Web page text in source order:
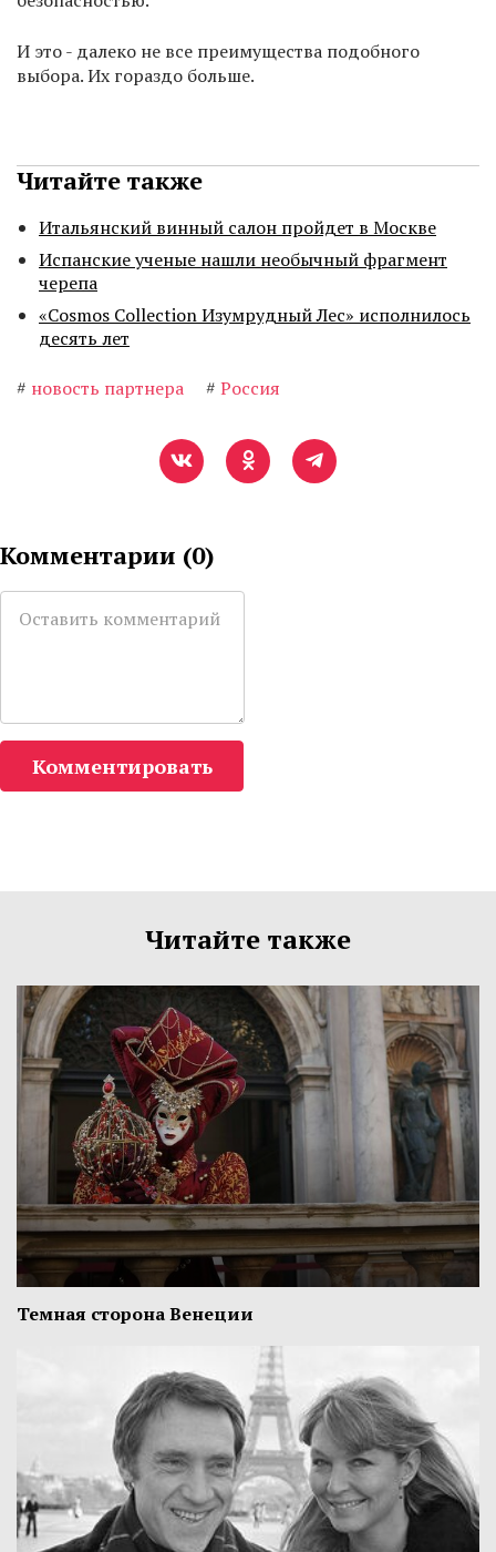
И это - далеко не все преимущества подобного
выбора. Их гораздо больше.
Читайте также
Итальянский винный салон пройдет в Москве
Испанские ученые нашли необычный фрагмент
черепа
«Cosmos Collection Изумрудный Лес» исполнилось
десять лет
# новость партнера # Россия
Комментарии (0)
Комментировать
Читайте также
Темная сторона Венеции